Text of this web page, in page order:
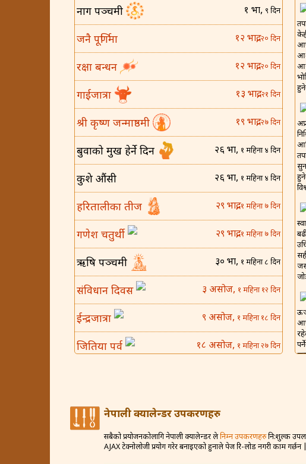
नाग पञ्चमी १ भाद्र, ९ दिन
जनै पूर्णिमा १२ भाद्र,२० दिन
रक्षा बन्धन १२ भाद्र,२० दिन
गाईजात्रा १३ भाद्र,२१ दिन
श्री कृष्ण जन्माष्ठमी १९ भाद्र,२७ दिन
बुवाको मुख हेर्ने दिन २६ भाद्र, १ महिना ४ दिन
कुशे औंसी २६ भाद्र, १ महिना ४ दिन
हरितालीका तीज २९ भाद्र,१ महिना ७ दिन
गणेश चतुर्थी २९ भाद्र,१ महिना ७ दिन
ऋषि पञ्चमी ३० भाद्र, १ महिना ८ दिन
संविधान दिवस ३ असोज, १ महिना १२ दिन
ईन्द्रजात्रा ९ असोज, १ महिना १८ दिन
जितिया पर्व १८ असोज, १ महिना २७ दिन
बिजया दशमी
कोजाग्रत व्रत ८ कार्तिक, २ महिना १८ दिन
नेपाली क्यालेन्डर उपकरणहरु
सबैको प्रयोजनकोलागि नेपाली क्यालेन्डर लेनिम्न उपकरणहरुनि:शुल्क
AJAX टेक्नोलोजी प्रयोग गरेर बनाइएको हुनाले पेज रि-लोड नगरी काम